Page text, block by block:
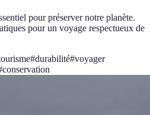
pour préserver notre planète.
pour un voyage respectueux de
#durabilité#voyager
conservation